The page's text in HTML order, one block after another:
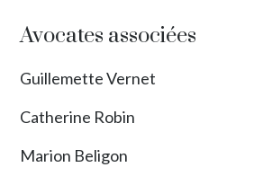
Avocates associées
Guillemette Vernet
Catherine Robin
Marion Beligon